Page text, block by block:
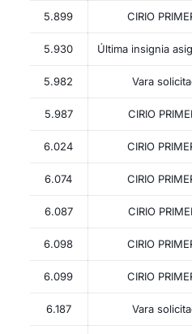
5.899 CIRIO
5.930 Última insignia
5.982 Vara
5.987 CIRIO
6.024 CIRIO
6.074 CIRIO
6.087 CIRIO
6.098 CIRIO
6.099 CIRIO
6.187 Vara